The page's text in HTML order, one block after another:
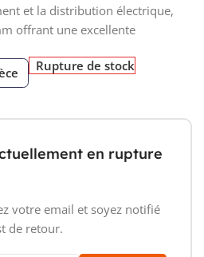
et la distribution électrique,
offrant une excellente
Rupture de stock
en rupture
votre email et soyez notifié
de retour.